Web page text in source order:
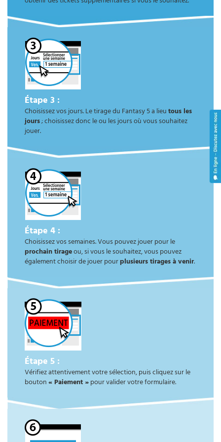
Étape 3 :
Choisissez vos jours. Le tirage du Fantasy 5 a lieutous les
jours; choisissez donc le ou les jours où vous souhaitez
jouer.
Étape 4 :
Choisissez vos semaines. Vous pouvez jouer pour le
prochain tirageou, si vous le souhaitez, vous pouvez
également choisir de jouer pourplusieurs tirages à venir.
Étape 5 :
Vérifiez attentivement votre sélection, puis cliquez sur le
bouton« Paiement »pour valider votre formulaire.